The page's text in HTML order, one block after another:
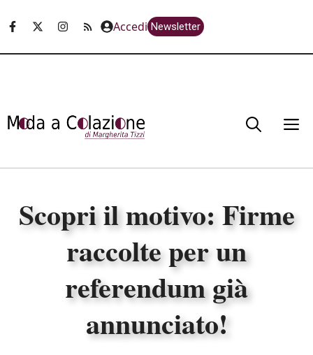
Accedi Newsletter
Scopri il motivo: Firme
raccolte per un
referendum già
annunciato!